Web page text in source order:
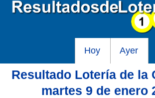
Hoy Ayer
Baloto
Resultado Lotería de la
martes 9 de enero